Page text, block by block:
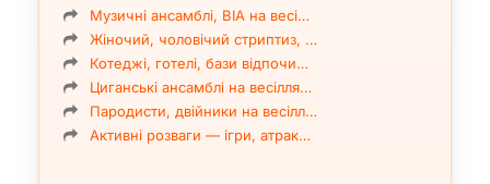
Музичні ансамблі, ВІА на весі…
Жіночий, чоловічий стриптиз, …
Котеджі, готелі, бази відпочи…
Циганські ансамблі на весілля…
Пародисти, двійники на весілл…
Активні розваги — ігри, атрак…